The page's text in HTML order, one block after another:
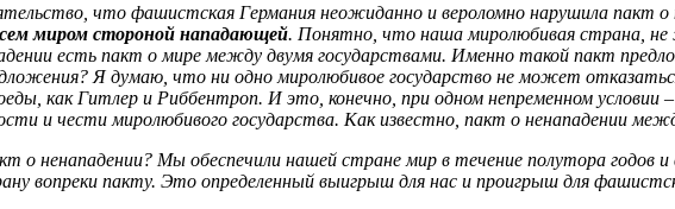
что фашистская Германия неожиданно и вероломно нарушила пакт
миром стороной нападающей. Понятно, что наша миролюбивая страна, не
есть пакт о мире между двумя государствами. Именно такой пакт
Я думаю, что ни одно миролюбивое государство не может
как Гитлер и Риббентроп. И это, конечно, при одном непременном условии –
и чести миролюбивого государства. Как известно, пакт о ненападении
о ненападении? Мы обеспечили нашей стране мир в течение полутора годов
вопреки пакту. Это определенный выигрыш для нас и проигрыш для